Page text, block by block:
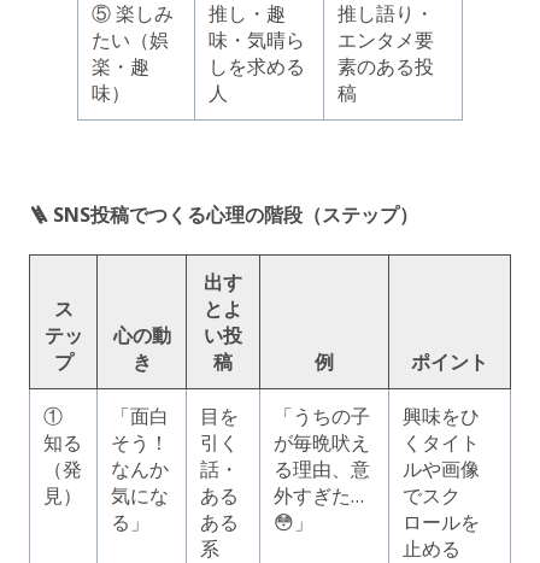
⑤ 楽しみ
たい（娯
楽・趣
味）
推し・趣
味・気晴ら
しを求める
人
推し語り・
エンタメ要
素のある投
稿
🪜 SNS投稿でつくる心理の階段（ステップ）
ス
テッ
プ
心の動
き
出す
とよ
い投
稿
例 ポイント
①
知る
（発
見）
「面白
そう！
なんか
気にな
る」
目を
引く
話・
ある
ある
系
「うちの子
が毎晩吠え
る理由、意
外すぎた…
😳」
興味をひ
くタイト
ルや画像
でスク
ロールを
止める